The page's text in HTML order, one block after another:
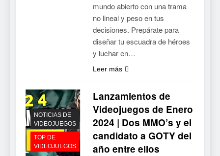
mundo abierto con una trama
no lineal y peso en tus
decisiones. Prepárate para
diseñar tu escuadra de héroes
y luchar en…
Leer más
NOTICIAS DE
VIDEOJUEGOS
TOP DE
VIDEOJUEGOS
Lanzamientos de
Videojuegos de Enero
2024 | Dos MMO’s y el
candidato a GOTY del
año entre ellos